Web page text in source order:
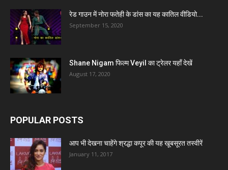
रेड गाउन में नोरा फतेही के डांस का यह कातिल वीडियो...
September 15, 2020
Shane Nigam फिल्म Veyil का ट्रेलर यहाँ देखें
August 17, 2020
POPULAR POSTS
आप भी देखना चाहेंगे श्रद्धा कपूर की यह खूबसूरत तस्वीरें
January 11, 2017